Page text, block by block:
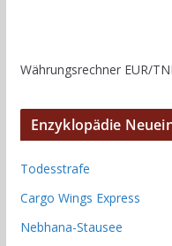
Währungsrechner EUR/
Enzyklopädie
Todesstrafe
Cargo Wings Express
Nebhana-Stausee